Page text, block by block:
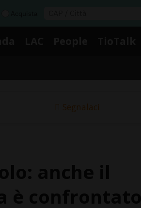
Segnalaci